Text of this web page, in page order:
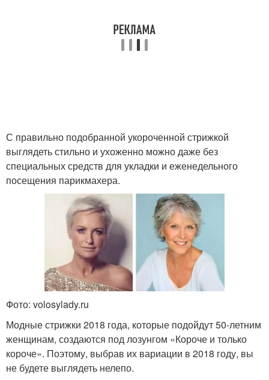
С правильно подобранной укороченной стрижкой
выглядеть стильно и ухоженно можно даже без
специальных средств для укладки и еженедельного
посещения парикмахера.
Фото: volosylady.ru
Модные стрижки 2018 года, которые подойдут 50-летним
женщинам, создаются под лозунгом «Короче и только
короче». Поэтому, выбрав их вариации в 2018 году, вы
не будете выглядеть нелепо.